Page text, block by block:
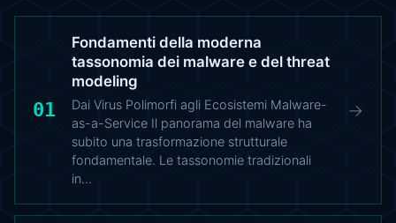
01
Fondamenti della moderna
tassonomia dei malware e del threat
modeling
Dai Virus Polimorfi agli Ecosistemi Malware-
as-a-Service Il panorama del malware ha
subito una trasformazione strutturale
fondamentale. Le tassonomie tradizionali
in…
→